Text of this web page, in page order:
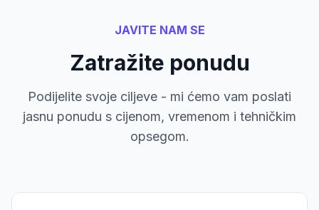
JAVITE NAM SE
Zatražite ponudu
Podijelite svoje ciljeve - mi ćemo vam poslati
jasnu ponudu s cijenom, vremenom i tehničkim
opsegom.